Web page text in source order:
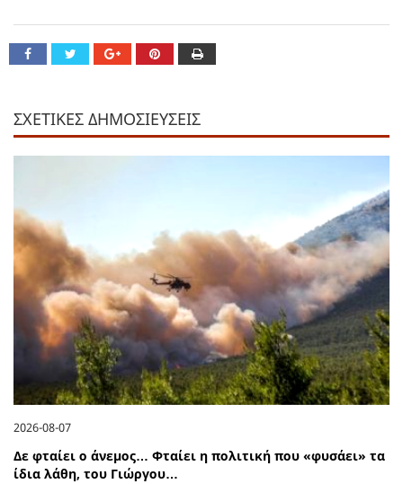
ΣΧΕΤΙΚΕΣ ΔΗΜΟΣΙΕΥΣΕΙΣ
2026-08-07
Δε φταίει ο άνεμος… Φταίει η πολιτική που «φυσάει» τα
ίδια λάθη, του Γιώργου…